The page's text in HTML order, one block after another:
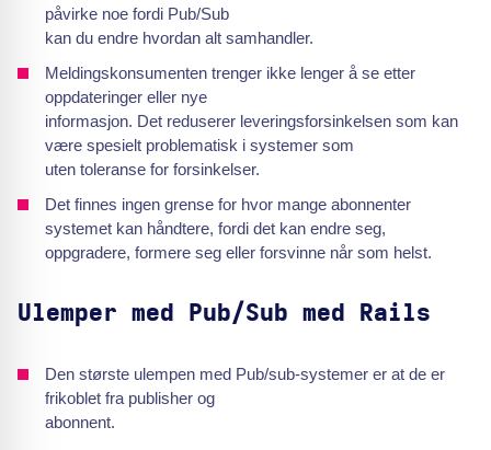
påvirke noe fordi Pub/Sub
kan du endre hvordan alt samhandler.
Meldingskonsumenten trenger ikke lenger å se etter
oppdateringer eller nye
informasjon. Det reduserer leveringsforsinkelsen som kan
være spesielt problematisk i systemer som
uten toleranse for forsinkelser.
Det finnes ingen grense for hvor mange abonnenter
systemet kan håndtere, fordi det kan endre seg,
oppgradere, formere seg eller forsvinne når som helst.
Ulemper med Pub/Sub med Rails
Den største ulempen med Pub/sub-systemer er at de er
frikoblet fra publisher og
abonnent.